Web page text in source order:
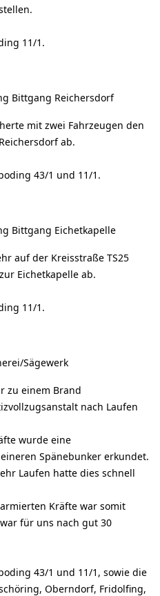
11/1.
Bittgang Reichersdorf
mit zwei Fahrzeugen den
ab.
43/1 und 11/1.
Bittgang Eichetkapelle
auf der Kreisstraße TS25
Eichetkapelle ab.
11/1.
Sägewerk
zu einem Brand
nach Laufen
wurde eine
Spänebunker erkundet.
Laufen hatte dies schnell
Kräfte war somit
für uns nach gut 30
43/1 und 11/1, sowie die
Oberndorf, Fridolfing,